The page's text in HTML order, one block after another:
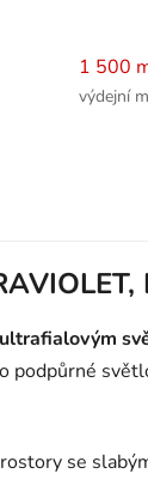
1 500
výdejní
ultrafialovým
podpůrné
se